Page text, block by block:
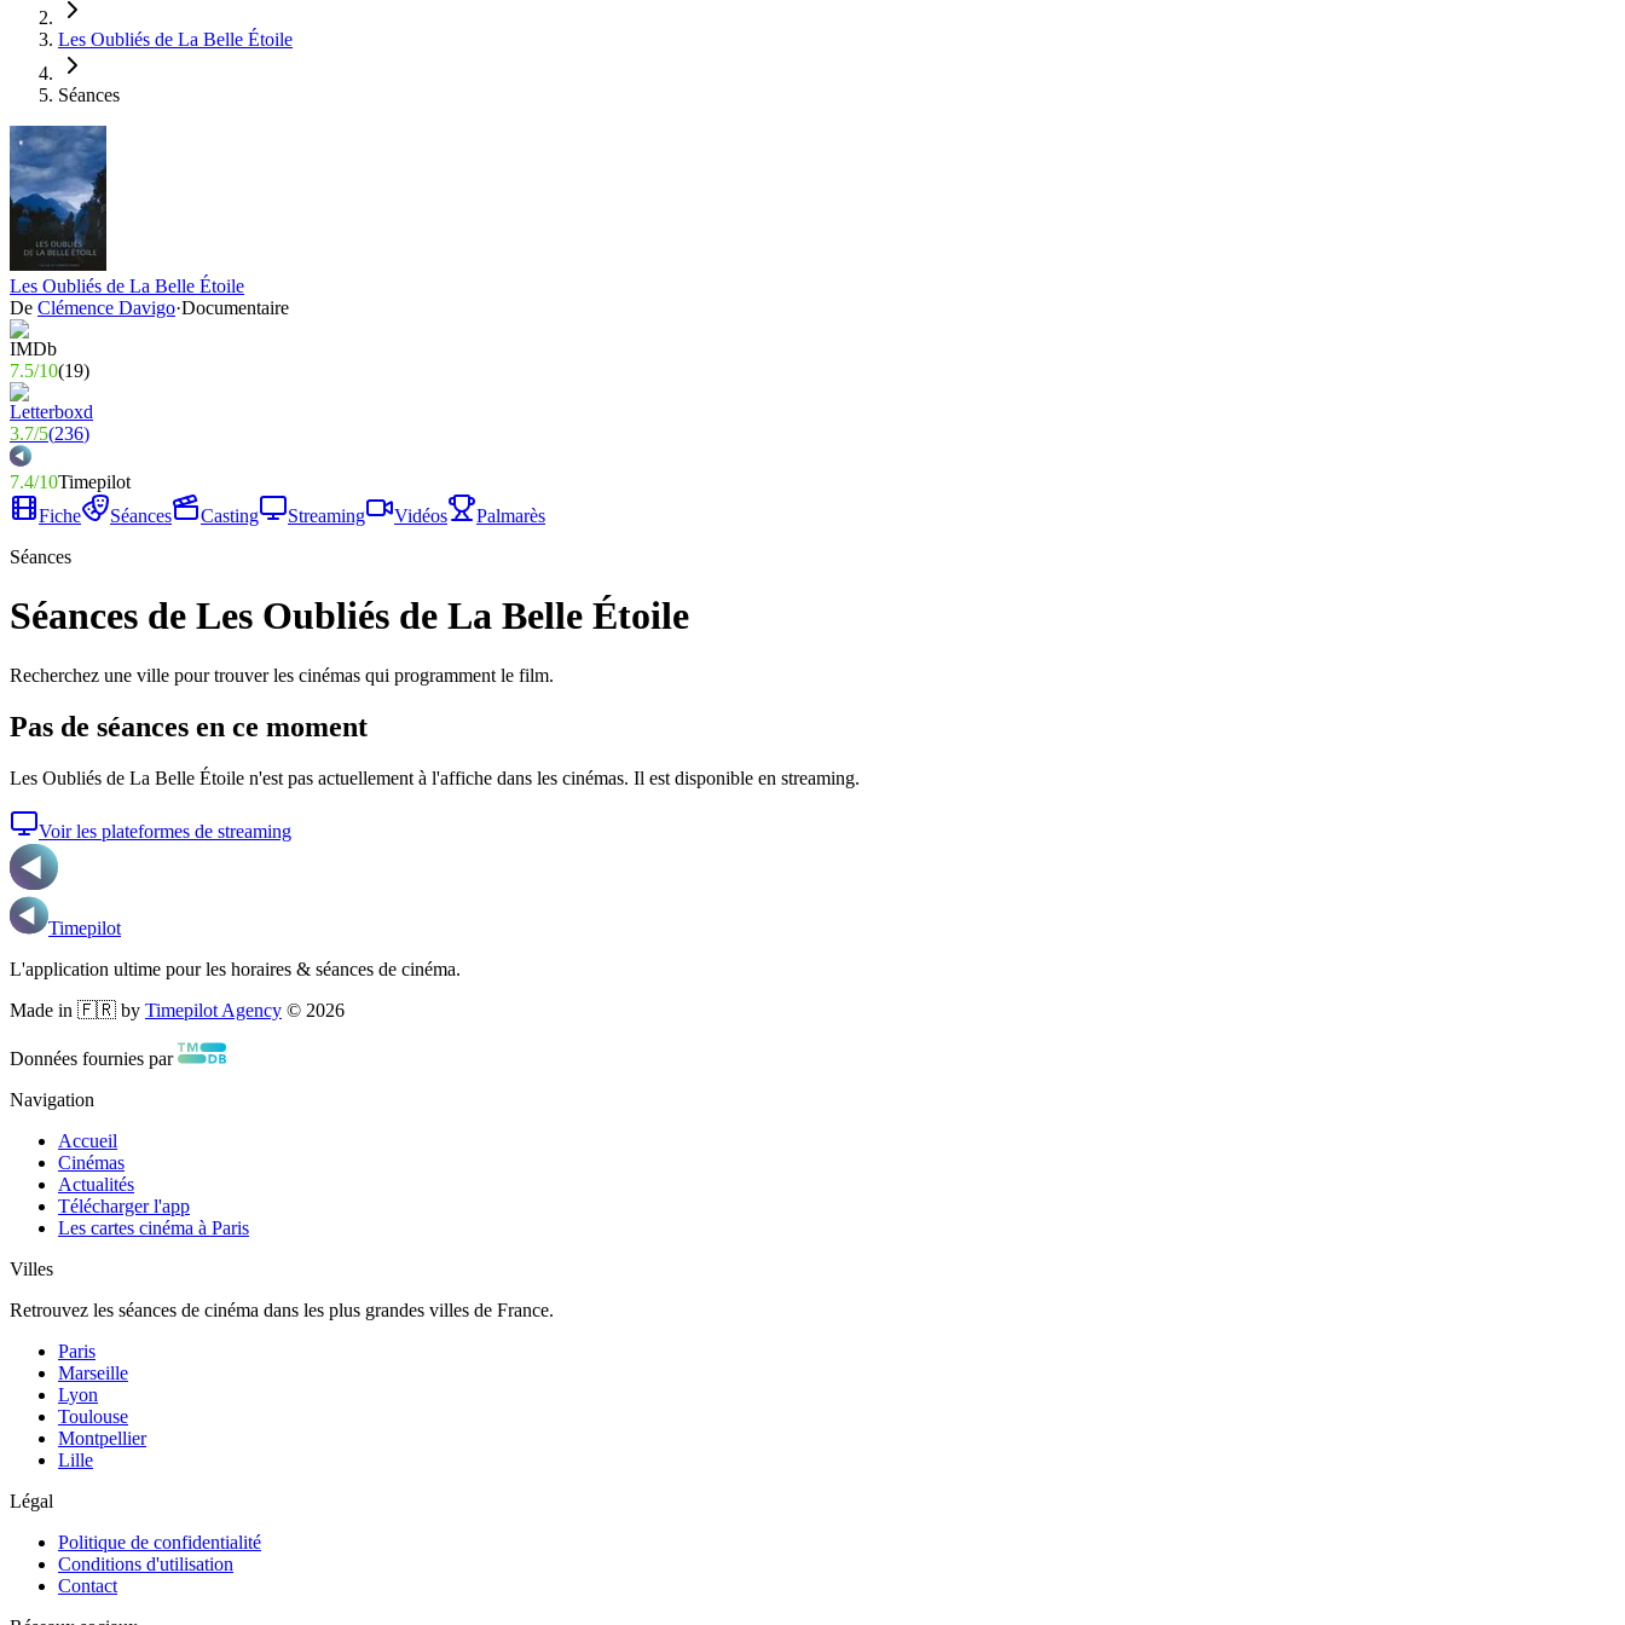
Les Oubliés de La Belle Étoile
Séances
Les Oubliés de La Belle Étoile
De Clémence Davigo·Documentaire
7.5/10(19)
3.7/5(236)
7.4/10Timepilot
Fiche
Séances Casting Streaming Vidéos
Palmarès
Séances
Séances de Les Oubliés de La Belle Étoile
Recherchez une ville pour trouver les cinémas qui programment le film.
Pas de séances en ce moment
Les Oubliés de La Belle Étoile n'est pas actuellement à l'affiche dans les cinémas. Il est disponible en streaming.
Voir les plateformes de streaming
Timepilot
L'application ultime pour les horaires & séances de cinéma.
Made in 🇫🇷 by Timepilot Agency © 2026
Données fournies par
Navigation
Accueil
Cinémas
Actualités
Télécharger l'app
Les cartes cinéma à Paris
Villes
Retrouvez les séances de cinéma dans les plus grandes villes de France.
Paris
Marseille
Lyon
Toulouse
Montpellier
Lille
Légal
Politique de confidentialité
Conditions d'utilisation
Contact